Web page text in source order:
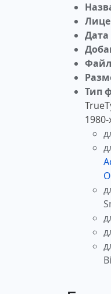
Дата
Тип